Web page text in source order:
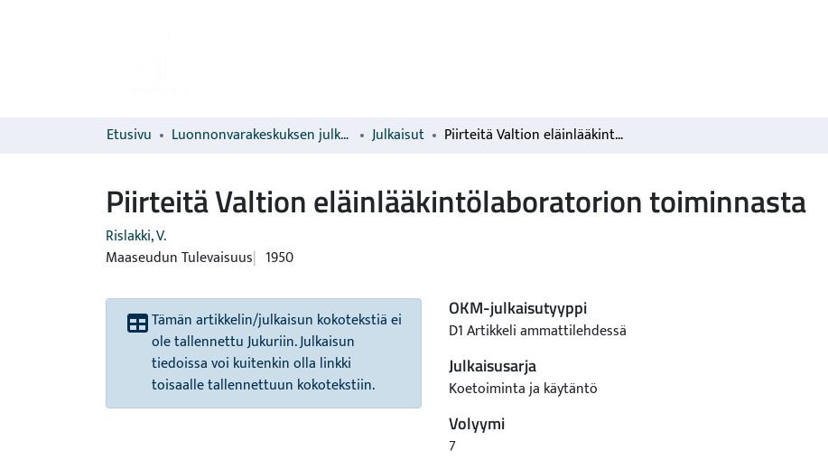
Etusivu Luonnonvarakeskuksen julkaisut Julkaisut Piirteitä Valtion eläinlääkintölaboratorion toiminnasta
Piirteitä Valtion eläinlääkintölaboratorion toiminnasta
Rislakki, V.
Maaseudun Tulevaisuus 1950
Tämän artikkelin/julkaisun kokotekstiä ei
ole tallennettu Jukuriin. Julkaisun
tiedoissa voi kuitenkin olla linkki
toisaalle tallennettuun kokotekstiin.
OKM-julkaisutyyppi
D1 Artikkeli ammattilehdessä
Julkaisusarja
Koetoiminta ja käytäntö
Volyymi
7